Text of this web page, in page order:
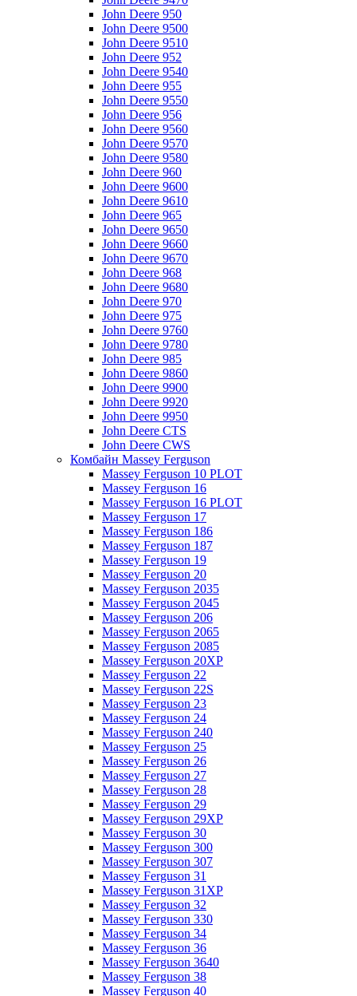
John Deere 950
John Deere 9500
John Deere 9510
John Deere 952
John Deere 9540
John Deere 955
John Deere 9550
John Deere 956
John Deere 9560
John Deere 9570
John Deere 9580
John Deere 960
John Deere 9600
John Deere 9610
John Deere 965
John Deere 9650
John Deere 9660
John Deere 9670
John Deere 968
John Deere 9680
John Deere 970
John Deere 975
John Deere 9760
John Deere 9780
John Deere 985
John Deere 9860
John Deere 9900
John Deere 9920
John Deere 9950
John Deere CTS
John Deere CWS
Комбайн Massey Ferguson
Massey Ferguson 10 PLOT
Massey Ferguson 16
Massey Ferguson 16 PLOT
Massey Ferguson 17
Massey Ferguson 186
Massey Ferguson 187
Massey Ferguson 19
Massey Ferguson 20
Massey Ferguson 2035
Massey Ferguson 2045
Massey Ferguson 206
Massey Ferguson 2065
Massey Ferguson 2085
Massey Ferguson 20XP
Massey Ferguson 22
Massey Ferguson 22S
Massey Ferguson 23
Massey Ferguson 24
Massey Ferguson 240
Massey Ferguson 25
Massey Ferguson 26
Massey Ferguson 27
Massey Ferguson 28
Massey Ferguson 29
Massey Ferguson 29XP
Massey Ferguson 30
Massey Ferguson 300
Massey Ferguson 307
Massey Ferguson 31
Massey Ferguson 31XP
Massey Ferguson 32
Massey Ferguson 330
Massey Ferguson 34
Massey Ferguson 36
Massey Ferguson 3640
Massey Ferguson 38
Massey Ferguson 40